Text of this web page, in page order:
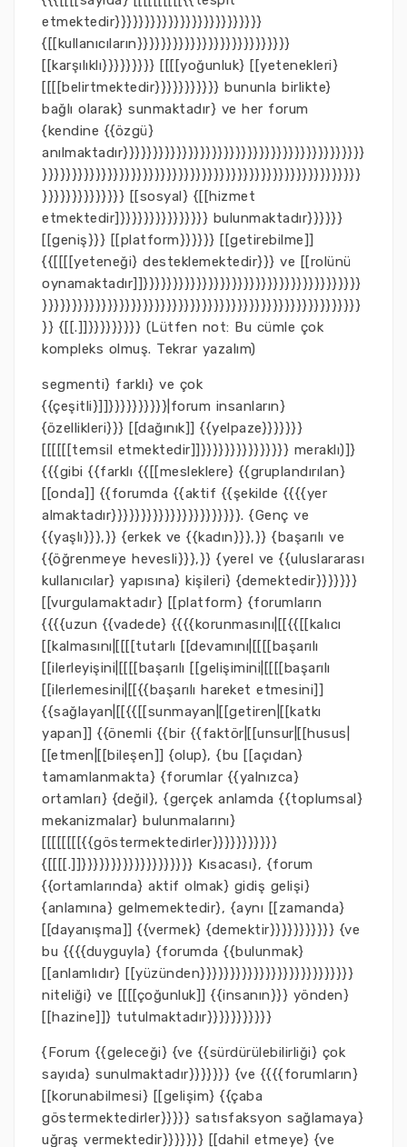
etmektedir}}}}}}}}}}}}}}}}}}}}}}}}}
{[[kullanıcıların}}}}}}}}}}}}}}}}}}}}}}}}}}
[[karşılıklı}}}}}}}}} [[[[yoğunluk} [[yetenekleri}
[[[[belirtmektedir}}}}}}}}}}} bununla birlikte}
bağlı olarak} sunmaktadır} ve her forum
{kendine {{özgü}
anılmaktadır}}}}}}}}}}}}}}}}}}}}}}}}}}}}}}}}}}}}}}}}}
}}}}}}}}}}}}}}}}}}}}}}}}}}}}}}}}}}}}}}}}}}}}}}}}}}}}}}
}}}}}}}}}}}}}} [[sosyal} {[[hizmet
etmektedir]}}}}}}}}}}}}}}} bulunmaktadır}}}}}}
[[geniş}}} [[platform}}}}}} [[getirebilme]]
{{[[[[yeteneği} desteklemektedir}}} ve [[rolünü
oynamaktadır]]}}}}}}}}}}}}}}}}}}}}}}}}}}}}}}}}}}}}}
}}}}}}}}}}}}}}}}}}}}}}}}}}}}}}}}}}}}}}}}}}}}}}}}}}}}}}
}} {[[.]]}}}}}}}}} (Lütfen not: Bu cümle çok
kompleks olmuş. Tekrar yazalım)
segmenti} farklı} ve çok
{{çeşitli}]]}}}}}}}}}}|forum insanların}
{özellikleri}}} [[dağınık]] {{yelpaze}}}}}}}
[[[[[[temsil etmektedir]]}}}}}}}}}}}}}}} meraklı)]}
{{{gibi {{farklı {{[[mesleklere} {{gruplandırılan}
[[onda]] {{forumda {{aktif {{şekilde {{{{yer
almaktadır}}}}}}}}}}}}}}}}}}}}}}. {Genç ve
{{yaşlı}}},}} {erkek ve {{kadın}}},}} {başarılı ve
{{öğrenmeye hevesli}}},}} {yerel ve {{uluslararası
kullanıcılar} yapısına} kişileri} {demektedir}}}}}}}
[[vurgulamaktadır} [[platform} {forumların
{{{{uzun {{vadede} {{{{korunmasını|[[{{[[kalıcı
[[kalmasını|[[[[tutarlı [[devamını|[[[[başarılı
[[ilerleyişini|[[[[başarılı [[gelişimini|[[[[başarılı
[[ilerlemesini|[[{{başarılı hareket etmesini]]
{{sağlayan|[[{{[[sunmayan|[[getiren|[[katkı
yapan]] {{önemli {{bir {{faktör|[[unsur|[[husus|
[[etmen|[[bileşen]] {olup}, {bu [[açıdan}
tamamlanmakta} {forumlar {{yalnızca}
ortamları} {değil}, {gerçek anlamda {{toplumsal}
mekanizmalar} bulunmalarını}
[[[[[[[[{{göstermektedirler}}}}}}}}}}}
{[[[[.]]}}}}}}}}}}}}}}}}}}} Kısacası}, {forum
{{ortamlarında} aktif olmak} gidiş gelişi}
{anlamına} gelmemektedir}, {aynı [[zamanda}
[[dayanışma]] {{vermek} {demektir}}}}}}}}}}} {ve
bu {{{{duyguyla} {forumda {{bulunmak}
[[anlamlıdır} [[yüzünden}}}}}}}}}}}}}}}}}}}}}}}}}}
niteliği} ve [[[[çoğunluk]] {{insanın}}} yönden}
[[hazine]]} tutulmaktadır}}}}}}}}}}}
{Forum {{geleceği} {ve {{sürdürülebilirliği} çok
sayıda} sunulmaktadır}}}}}}} {ve {{{{forumların}
[[korunabilmesi} [[gelişim} {{çaba
göstermektedirler}}}}} satısfaksyon sağlamaya}
uğraş vermektedir}}}}}}} [[dahil etmeye} {ve